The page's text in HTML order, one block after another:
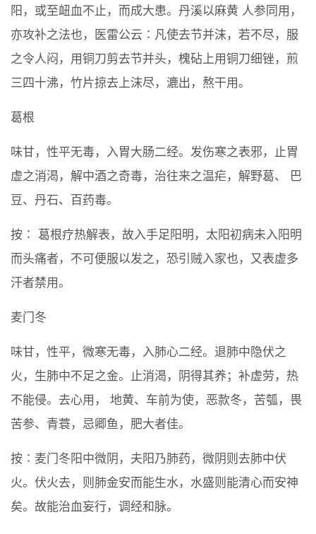
阳，或至衄血不止，而成大患。丹溪以麻黄 人参同用，
亦攻补之法也，医雷公云∶凡使去节并沫，若不尽，服
之令人闷，用铜刀剪去节并头，槐砧上用铜刀细锉，煎
三四十沸，竹片掠去上沫尽，漉出，熬干用。
葛根
味甘，性平无毒，入胃大肠二经。发伤寒之表邪，止胃
虚之消渴，解中酒之奇毒，治往来之温疟，解野葛、 巴
豆、丹石、百药毒。
按∶ 葛根疗热解表，故入手足阳明，太阳初病未入阳明
而头痛者，不可便服以发之，恐引贼入家也，又表虚多
汗者禁用。
麦门冬
味甘，性平，微寒无毒，入肺心二经。退肺中隐伏之
火，生肺中不足之金。止消渴，阴得其养；补虚劳，热
不能侵。去心用， 地黄、车前为使，恶款冬，苦瓠，畏
苦参、青蓑，忌卿鱼，肥大者佳。
按∶麦门冬阳中微阴，夫阳乃肺药，微阴则去肺中伏
火。伏火去，则肺金安而能生水，水盛则能清心而安神
矣。故能治血妄行，调经和脉。